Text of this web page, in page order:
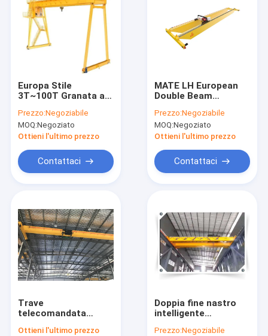
Prodotti
Controllo di qualità
Contattaci
Casi
Gru a ponte della singola trave
Tabella di sollevamento idraulica di forbici
Europa Stile
3T~100T Granata a
mobile per
laboratorio interno
Prezzo:Negoziabile
MOQ:Negoziato
Ottieni l'ultimo prezzo
Contattaci
MATE LH European
Double Beam
8,4M/min Velocità di
sollevamento
Prezzo:Negoziabile
MOQ:Negoziato
Ottieni l'ultimo prezzo
Contattaci
Trave
telecomandata
sopraelevato della
Ottieni l'ultimo prezzo
Doppia fine nastro
intelligente
Car Factory della
Prezzo:Negoziabile